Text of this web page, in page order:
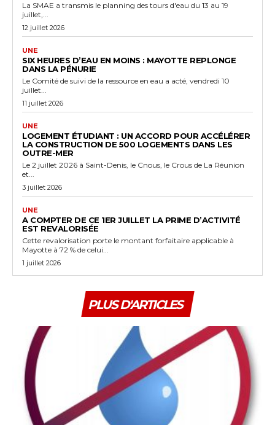
La SMAE a transmis le planning des tours d'eau du 13 au 19
juillet,...
12 juillet 2026
UNE
SIX HEURES D’EAU EN MOINS : MAYOTTE REPLONGE
DANS LA PÉNURIE
Le Comité de suivi de la ressource en eau a acté, vendredi 10
juillet...
11 juillet 2026
UNE
LOGEMENT ÉTUDIANT : UN ACCORD POUR ACCÉLÉRER
LA CONSTRUCTION DE 500 LOGEMENTS DANS LES
OUTRE-MER
Le 2 juillet 2026 à Saint-Denis, le Cnous, le Crous de La Réunion
et...
3 juillet 2026
UNE
A COMPTER DE CE 1ER JUILLET LA PRIME D’ACTIVITÉ
EST REVALORISÉE
Cette revalorisation porte le montant forfaitaire applicable à
Mayotte à 72 % de celui...
1 juillet 2026
PLUS D'ARTICLES